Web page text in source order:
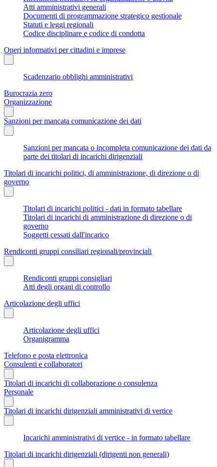
Atti amministrativi generali
Documenti di programmazione strategico gestionale
Statuti e leggi regionali
Codice disciplinare e codice di condotta
Oneri informativi per cittadini e imprese
Scadenzario obblighi amministrativi
Burocrazia zero
Organizzazione
Sanzioni per mancata comunicazione dei dati
Sanzioni per mancata o incompleta comunicazione dei dati da
parte dei titolari di incarichi dirigenziali
Titolari di incarichi politici, di amministrazione, di direzione o di
governo
Titolari di incarichi politici - dati in formato tabellare
Titolari di incarichi di amministrazione di direzione o di
governo
Soggetti cessati dall'incarico
Rendiconti gruppi consiliari regionali/provinciali
Rendiconti gruppi consigliari
Atti degli organi di controllo
Articolazione degli uffici
Articolazione degli uffici
Organigramma
Telefono e posta elettronica
Consulenti e collaboratori
Titolari di incarichi di collaborazione o consulenza
Personale
Titolari di incarichi dirigenziali amministrativi di vertice
Incarichi amministrativi di vertice - in formato tabellare
Titolari di incarichi dirigenziali (dirigenti non generali)